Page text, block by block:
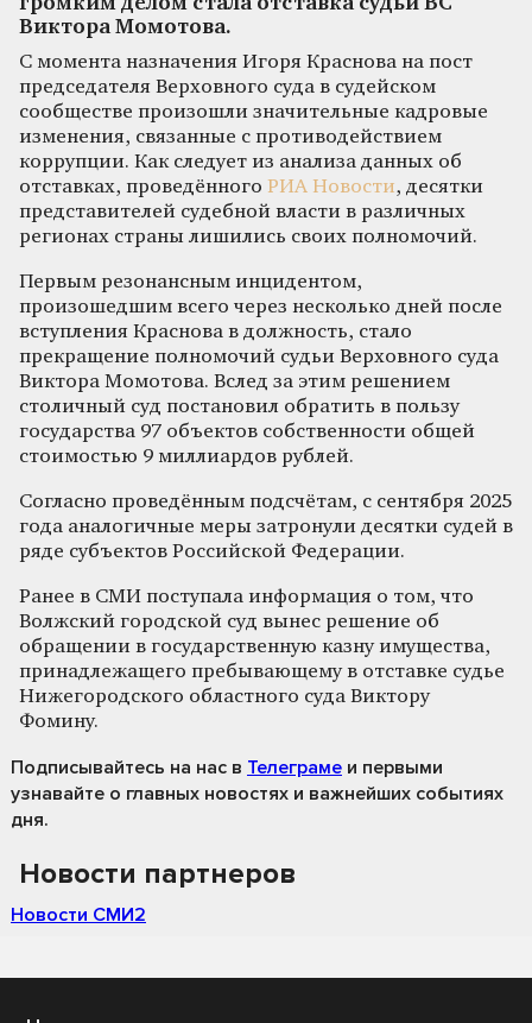
Виктора Момотова.
С момента назначения Игоря Краснова на пост
председателя Верховного суда в судейском
сообществе произошли значительные кадровые
изменения, связанные с противодействием
коррупции. Как следует из анализа данных об
отставках, проведённого РИА Новости, десятки
представителей судебной власти в различных
регионах страны лишились своих полномочий.
Первым резонансным инцидентом,
произошедшим всего через несколько дней после
вступления Краснова в должность, стало
прекращение полномочий судьи Верховного суда
Виктора Момотова. Вслед за этим решением
столичный суд постановил обратить в пользу
государства 97 объектов собственности общей
стоимостью 9 миллиардов рублей.
Согласно проведённым подсчётам, с сентября 2025
года аналогичные меры затронули десятки судей в
ряде субъектов Российской Федерации.
Ранее в СМИ поступала информация о том, что
Волжский городской суд вынес решение об
обращении в государственную казну имущества,
принадлежащего пребывающему в отставке судье
Нижегородского областного суда Виктору
Фомину.
Подписывайтесь на нас в Телеграме и первыми
узнавайте о главных новостях и важнейших событиях
дня.
Новости партнеров
Новости СМИ2